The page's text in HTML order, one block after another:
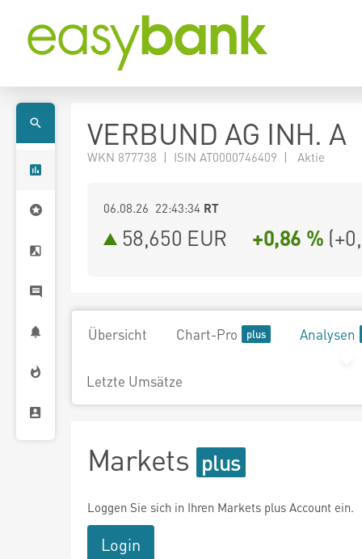
VERBUND AG INH. A
WKN 877738 | ISIN AT0000746409 | Aktie
06.08.26 22:43:34 RT
58,650 EUR +0,86 % (
Übersicht Chart-Pro Analysen
Letzte Umsätze
Markets
Loggen Sie sich in Ihren Markets plus Account ein.
Login